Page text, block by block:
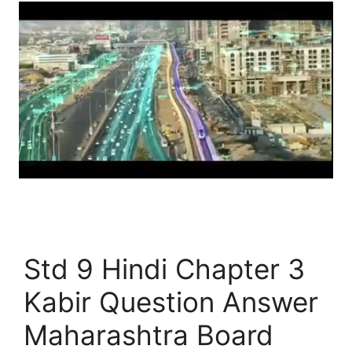
Std 9 Hindi Chapter 3
Kabir Question Answer
Maharashtra Board